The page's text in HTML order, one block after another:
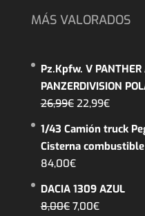
MÁS VALORADOS
Pz.Kpfw. V
PANZERDIVISION
26,99€ El
22,99€El
1/43 Camión truck
Cisterna combustible
84,00€
DACIA 1309 AZUL
8,00€ El
7,00€El